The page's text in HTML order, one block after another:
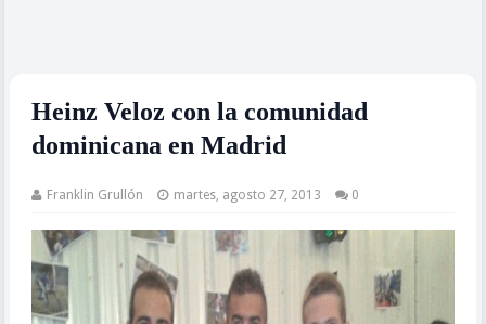
Heinz Veloz con la comunidad
dominicana en Madrid
Franklin Grullón martes, agosto 27, 2013 0